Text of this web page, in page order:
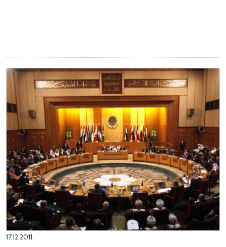
17.12.2011.